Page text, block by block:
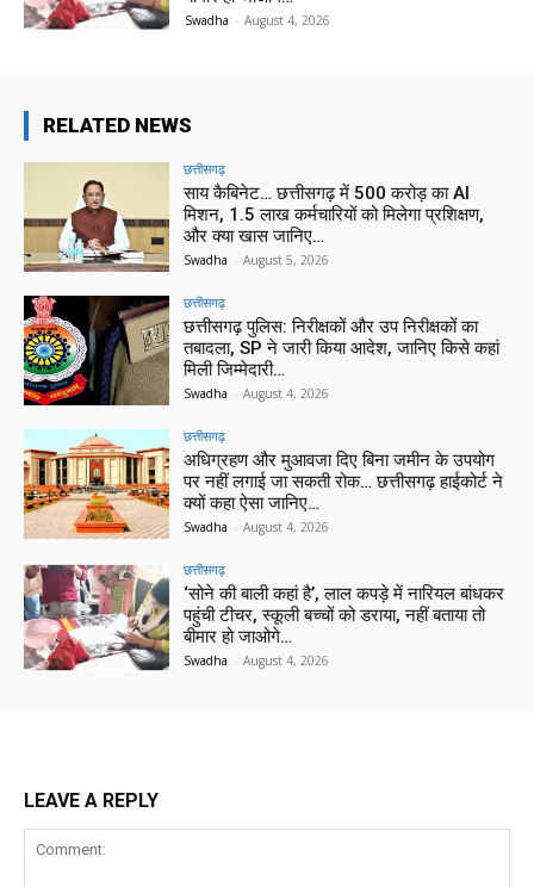
Swadha - August 4, 2026
RELATED NEWS
छत्तीसगढ़
साय कैबिनेट… छत्तीसगढ़ में 500 करोड़ का AI
मिशन, 1.5 लाख कर्मचारियों को मिलेगा प्रशिक्षण,
और क्या खास जानिए…
Swadha - August 5, 2026
छत्तीसगढ़
छत्तीसगढ़ पुलिस: निरीक्षकों और उप निरीक्षकों का
तबादला, SP ने जारी किया आदेश, जानिए किसे कहां
मिली जिम्मेदारी…
Swadha - August 4, 2026
छत्तीसगढ़
अधिग्रहण और मुआवजा दिए बिना जमीन के उपयोग
पर नहीं लगाई जा सकती रोक… छत्तीसगढ़ हाईकोर्ट ने
क्यों कहा ऐसा जानिए…
Swadha - August 4, 2026
छत्तीसगढ़
‘सोने की बाली कहां है’, लाल कपड़े में नारियल बांधकर
पहुंची टीचर, स्कूली बच्चों को डराया, नहीं बताया तो
बीमार हो जाओगे…
Swadha - August 4, 2026
LEAVE A REPLY